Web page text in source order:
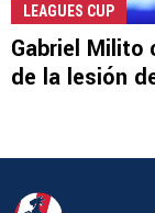
LEAGUES CUP
Gabriel Milito
de la lesión